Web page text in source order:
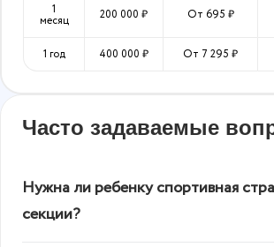
1
месяц 200 000 ₽ От 695 ₽
1 год 400 000 ₽ От 7 295 ₽
Часто задаваемые
Нужна ли ребенку спортивная
секции?